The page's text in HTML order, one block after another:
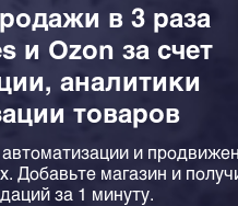
в 3 раза
и Ozon за счет
аналитики
товаров
и
Добавьте магазин и
за 1 минуту.